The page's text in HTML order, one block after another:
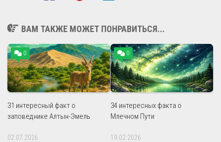
ВАМ ТАКЖЕ МОЖЕТ ПОНРАВИТЬСЯ...
0
31 интересный факт о
заповеднике Алтын-Эмель
02.07.2026
0
34 интересных факта о
Млечном Пути
19.02.2026